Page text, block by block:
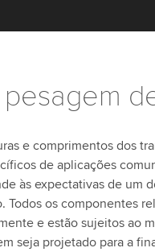
e comprimentos dos
de aplicações
às expectativas de um
Todos os componentes
e estão sujeitos ao
seja projetado para a